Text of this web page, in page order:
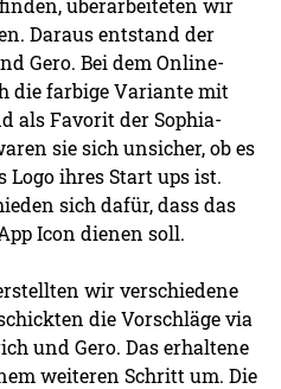
Daraus entstand der
Gero. Bei dem Online-
die farbige Variante mit
als Favorit der Sophia-
sie sich unsicher, ob es
Logo ihres Start ups ist.
sich dafür, dass das
Icon dienen soll.
wir verschiedene
die Vorschläge via
und Gero. Das erhaltene
weiteren Schritt um. Die